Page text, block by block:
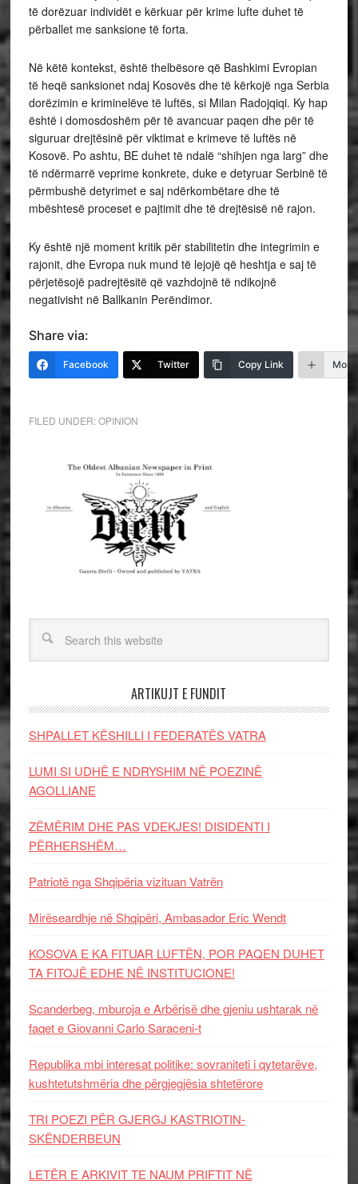
të dorëzuar individët e kërkuar për krime lufte duhet të
përballet me sanksione të forta.
Në këtë kontekst, është thelbësore që Bashkimi Evropian
të heqë sanksionet ndaj Kosovës dhe të kërkojë nga Serbia
dorëzimin e kriminelëve të luftës, si Milan Radojqiqi. Ky hap
është i domosdoshëm për të avancuar paqen dhe për të
siguruar drejtësinë për viktimat e krimeve të luftës në
Kosovë. Po ashtu, BE duhet të ndalë “shihjen nga larg” dhe
të ndërmarrë veprime konkrete, duke e detyruar Serbinë të
përmbushë detyrimet e saj ndërkombëtare dhe të
mbështesë proceset e pajtimit dhe të drejtësisë në rajon.
Ky është një moment kritik për stabilitetin dhe integrimin e
rajonit, dhe Evropa nuk mund të lejojë që heshtja e saj të
përjetësojë padrejtësitë që vazhdojnë të ndikojnë
negativisht në Ballkanin Perëndimor.
Share via:
Facebook Twitter Copy Link More
FILED UNDER:OPINION
ARTIKUJT E FUNDIT
SHPALLET KËSHILLI I FEDERATËS VATRA
LUMI SI UDHË E NDRYSHIM NË POEZINË
AGOLLIANE
ZËMËRIM DHE PAS VDEKJES! DISIDENTI I
PËRHERSHËM…
Patriotë nga Shqipëria vizituan Vatrën
Mirëseardhje në Shqipëri, Ambasador Eric Wendt
KOSOVA E KA FITUAR LUFTËN, POR PAQEN DUHET
TA FITOJË EDHE NË INSTITUCIONE!
Scanderbeg, mburoja e Arbërisë dhe gjeniu ushtarak në
faqet e Giovanni Carlo Saraceni-t
Republika mbi interesat politike: sovraniteti i qytetarëve,
kushtetutshmëria dhe përgjegjësia shtetërore
TRI POEZI PËR GJERGJ KASTRIOTIN-
SKËNDERBEUN
LETËR E ARKIVIT TE NAUM PRIFTIT NË